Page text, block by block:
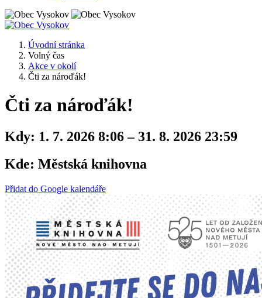
Úvodní stránka
Volný čas
Akce v okolí
Čti za nároďák!
Čti za nároďák!
Kdy: 1. 7. 2026 8:06 – 31. 8. 2026 23:59
Kde: Městská knihovna
Přidat do Google kalendáře